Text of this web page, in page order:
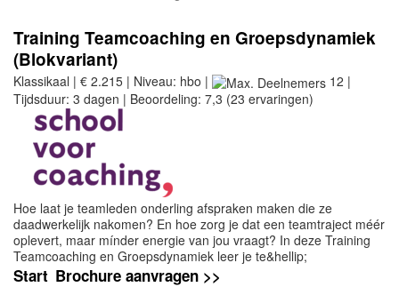
Training Teamcoaching en Groepsdynamiek
(Blokvariant)
Klassikaal | € 2.215 | Niveau: hbo |
12 |
Tijdsduur: 3 dagen | Beoordeling: 7,3 (23 ervaringen)
Hoe laat je teamleden onderling afspraken maken die ze
daadwerkelijk nakomen? En hoe zorg je dat een teamtraject méér
oplevert, maar mínder energie van jou vraagt? In deze Training
Teamcoaching en Groepsdynamiek leer je te&hellip;
Start Brochure aanvragen >>